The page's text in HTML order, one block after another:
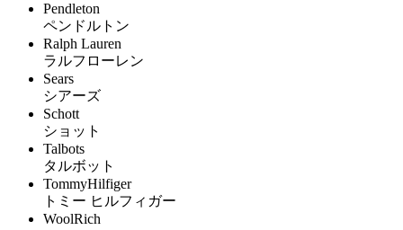
Pendleton
ペンドルトン
Ralph Lauren
ラルフローレン
Sears
シアーズ
Schott
ショット
Talbots
タルボット
TommyHilfiger
トミー ヒルフィガー
WoolRich